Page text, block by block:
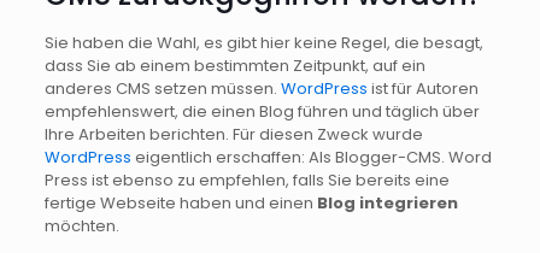
Sie haben die Wahl, es gibt hier keine Regel, die besagt,
dass Sie ab einem bestimmten Zeitpunkt, auf ein
anderes CMS setzen müssen. WordPress ist für Autoren
empfehlenswert, die einen Blog führen und täglich über
Ihre Arbeiten berichten. Für diesen Zweck wurde
WordPress eigentlich erschaffen: Als Blogger-CMS. Word
Press ist ebenso zu empfehlen, falls Sie bereits eine
fertige Webseite haben und einen Blog integrieren
möchten.